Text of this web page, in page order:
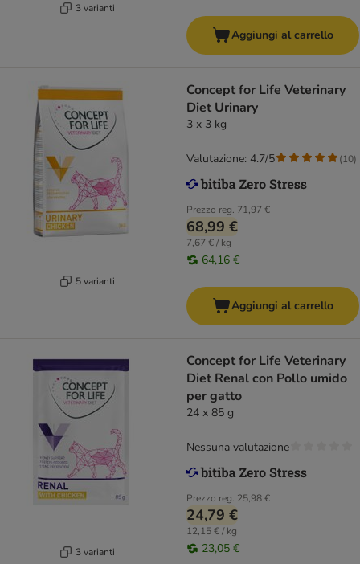
3 varianti
Aggiungi al carrello
5 varianti
Concept for Life Veterinary
Diet Urinary
3 x 3 kg
Prezzo reg. 71,97 €
68,99 €
7,67 € / kg
64,16 €
Valutazione: 4.7/5 (10)
Aggiungi al carrello
3 varianti
Concept for Life Veterinary
Diet Renal con Pollo umido
per gatto
24 x 85 g
Prezzo reg. 25,98 €
24,79 €
12,15 € / kg
23,05 €
Nessuna valutazione